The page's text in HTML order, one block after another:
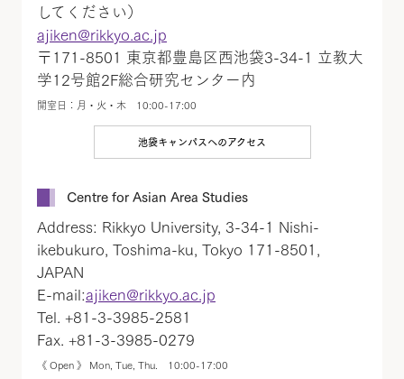
してください）
ajiken@rikkyo.ac.jp
〒171-8501 東京都豊島区西池袋3-34-1 立教大
学12号館2F総合研究センター内
開室日：月・火・木 10:00-17:00
池袋キャンパスへのアクセス
Centre for Asian Area Studies
Address: Rikkyo University, 3-34-1 Nishi-
ikebukuro, Toshima-ku, Tokyo 171-8501,
JAPAN
E-mail:ajiken@rikkyo.ac.jp
Tel. +81-3-3985-2581
Fax. +81-3-3985-0279
《 Open 》 Mon, Tue, Thu. 10:00-17:00